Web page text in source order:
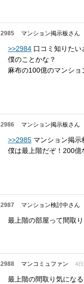
2985 マンション掲示板さん
>>2984 口コミ知りたい
僕のことかな？
麻布の100億のマンショ
2986 マンション掲示板さん
>>2985 マンション掲示
僕は最上階だぞ！200億
2987 マンション検討中さん
最上階の部屋って間取
2988 マンコミュファン 4
最上階の間取り気にな